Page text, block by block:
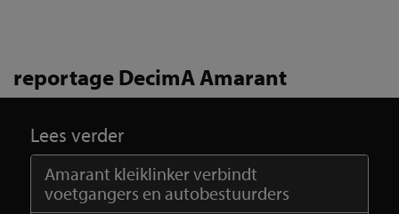
reportage DecimA Amarant
Lees verder
Amarant kleiklinker verbindt
voetgangers en autobestuurders